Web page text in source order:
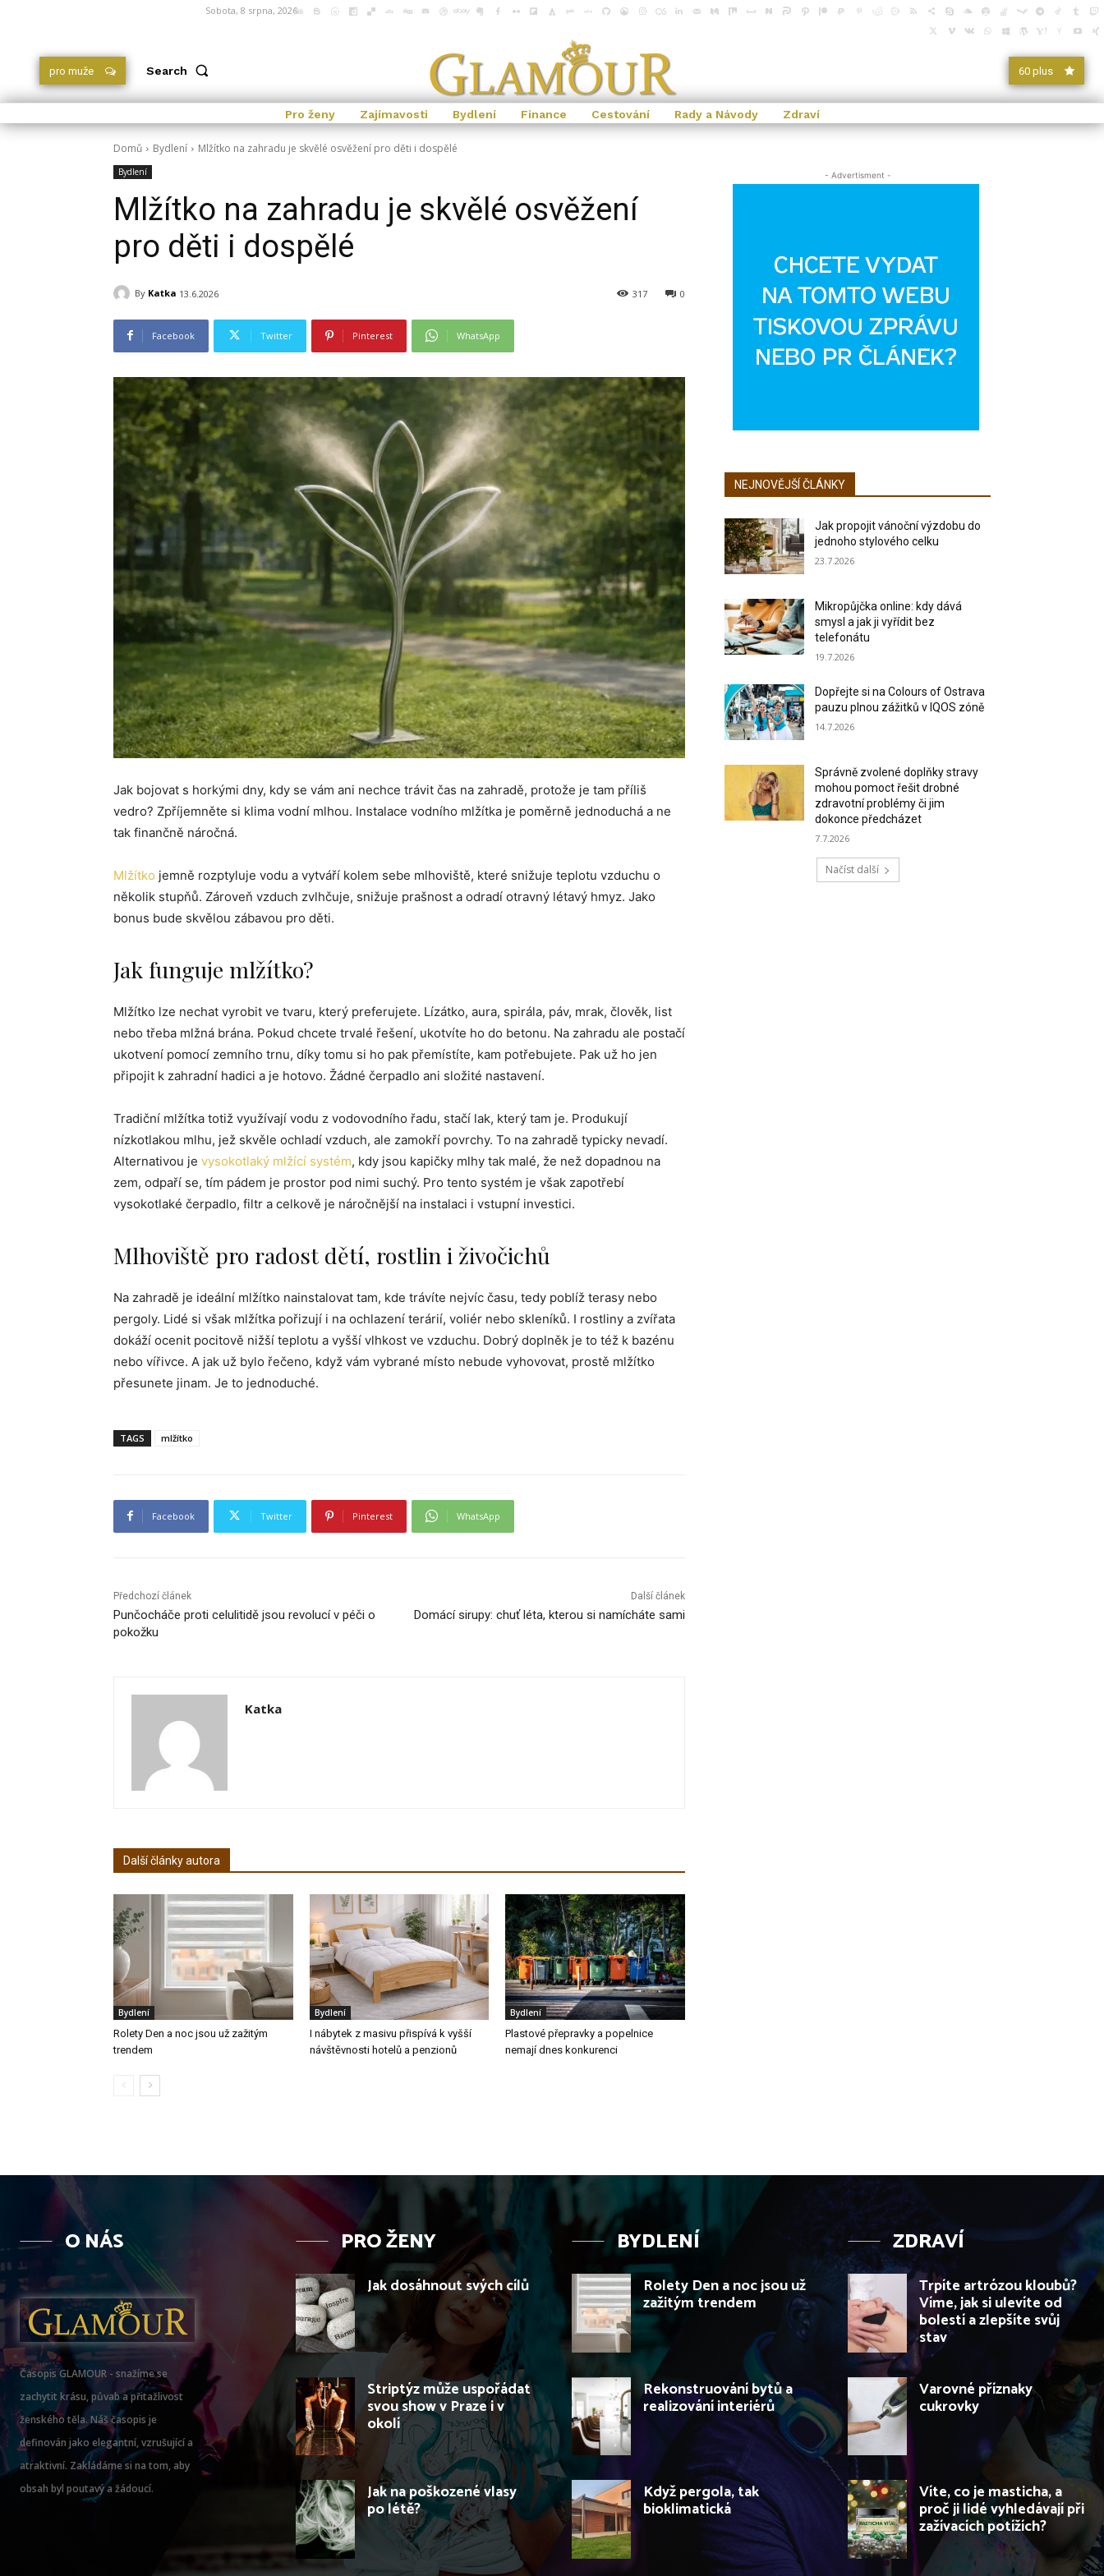
Sobota, 8 srpna, 2026
pro muže Search 60 plus
Pro ženy Zajímavosti Bydlení Finance Cestování Rady a Návody Zdraví
Domů Bydlení Mlžítko na zahradu je skvělé osvěžení pro děti i dospělé
Bydlení
Mlžítko na zahradu je skvělé osvěžení
pro děti i dospělé
By Katka 13.6.2026 0
317
Facebook Twitter Pinterest WhatsApp
Jak bojovat s horkými dny, kdy se vám ani nechce trávit čas na zahradě, protože je tam příliš
vedro? Zpříjemněte si klima vodní mlhou. Instalace vodního mlžítka je poměrně jednoduchá a ne
tak finančně náročná.
Mlžítko jemně rozptyluje vodu a vytváří kolem sebe mlhoviště, které snižuje teplotu vzduchu o
několik stupňů. Zároveň vzduch zvlhčuje, snižuje prašnost a odradí otravný létavý hmyz. Jako
bonus bude skvělou zábavou pro děti.
Jak funguje mlžítko?
Mlžítko lze nechat vyrobit ve tvaru, který preferujete. Lízátko, aura, spirála, páv, mrak, člověk, list
nebo třeba mlžná brána. Pokud chcete trvalé řešení, ukotvíte ho do betonu. Na zahradu ale postačí
ukotvení pomocí zemního trnu, díky tomu si ho pak přemístíte, kam potřebujete. Pak už ho jen
připojit k zahradní hadici a je hotovo. Žádné čerpadlo ani složité nastavení.
Tradiční mlžítka totiž využívají vodu z vodovodního řadu, stačí lak, který tam je. Produkují
nízkotlakou mlhu, jež skvěle ochladí vzduch, ale zamokří povrchy. To na zahradě typicky nevadí.
Alternativou je vysokotlaký mlžící systém, kdy jsou kapičky mlhy tak malé, že než dopadnou na
zem, odpaří se, tím pádem je prostor pod nimi suchý. Pro tento systém je však zapotřebí
vysokotlaké čerpadlo, filtr a celkově je náročnější na instalaci i vstupní investici.
Mlhoviště pro radost dětí, rostlin i živočichů
Na zahradě je ideální mlžítko nainstalovat tam, kde trávíte nejvíc času, tedy poblíž terasy nebo
pergoly. Lidé si však mlžítka pořizují i na ochlazení terárií, voliér nebo skleníků. I rostliny a zvířata
dokáží ocenit pocitově nižší teplotu a vyšší vlhkost ve vzduchu. Dobrý doplněk je to též k bazénu
nebo vířivce. A jak už bylo řečeno, když vám vybrané místo nebude vyhovovat, prostě mlžítko
přesunete jinam. Je to jednoduché.
TAGS mlžítko
Facebook Twitter Pinterest WhatsApp
Předchozí článek
Punčocháče proti celulitidě jsou revolucí v péči o
pokožku
Další článek
Domácí sirupy: chuť léta, kterou si namícháte sami
Katka
Další články autora
Bydlení
Rolety Den a noc jsou už zažitým
trendem
Bydlení
I nábytek z masivu přispívá k vyšší
návštěvnosti hotelů a penzionů
Bydlení
Plastové přepravky a popelnice
nemají dnes konkurenci
- Advertisment -
NEJNOVĚJŠÍ ČLÁNKY
Jak propojit vánoční výzdobu do
jednoho stylového celku
23.7.2026
Mikropůjčka online: kdy dává
smysl a jak ji vyřídit bez
telefonátu
19.7.2026
Dopřejte si na Colours of Ostrava
pauzu plnou zážitků v IQOS zóně
14.7.2026
Správně zvolené doplňky stravy
mohou pomoct řešit drobné
zdravotní problémy či jim
dokonce předcházet
7.7.2026
Načíst další
O NÁS
Časopis GLAMOUR - snažíme se
zachytit krásu, půvab a přitažlivost
ženského těla. Náš časopis je
definován jako elegantní, vzrušující a
atraktivní. Zakládáme si na tom, aby
obsah byl poutavý a žádoucí.
PRO ŽENY
Jak dosáhnout svých cílů
Striptýz může uspořádat
svou show v Praze i v
okolí
Jak na poškozené vlasy
po létě?
BYDLENÍ
Rolety Den a noc jsou už
zažitým trendem
Rekonstruování bytů a
realizování interiérů
Když pergola, tak
bioklimatická
ZDRAVÍ
Trpíte artrózou kloubů?
Víme, jak si ulevíte od
bolestí a zlepšíte svůj
stav
Varovné příznaky
cukrovky
Víte, co je masticha, a
proč ji lidé vyhledávají při
zažívacích potížích?